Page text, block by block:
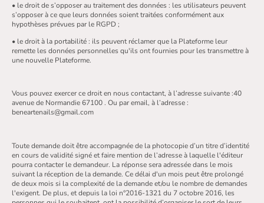
• le droit de s’opposer au traitement des données : les utilisateurs peuvent
s’opposer à ce que leurs données soient traitées conformément aux
hypothèses prévues par le RGPD ;
• le droit à la portabilité : ils peuvent réclamer que la Plateforme leur
remette les données personnelles qu'ils ont fournies pour les transmettre à
une nouvelle Plateforme.
Vous pouvez exercer ce droit en nous contactant, à l’adresse suivante :40
avenue de Normandie 67100 . Ou par email, à l’adresse :
beneartenails@gmail.com
Toute demande doit être accompagnée de la photocopie d’un titre d’identité
en cours de validité signé et faire mention de l’adresse à laquelle l'éditeur
pourra contacter le demandeur. La réponse sera adressée dans le mois
suivant la réception de la demande. Ce délai d'un mois peut être prolongé
de deux mois si la complexité de la demande et/ou le nombre de demandes
l'exigent. De plus, et depuis la loi n°2016-1321 du 7 octobre 2016, les